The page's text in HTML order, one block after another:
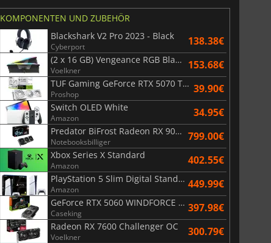
KOMPONENTEN UND ZUBEHÖR
Blackshark V2 Pro 2023 - Black
Cyberport 138.38€
(2 x 16 GB) Vengeance RGB Black AMD Expo 6000 MHz - CAS 30
Voelkner 153.68€
TUF Gaming GeForce RTX 5070 Ti OC White Edition 16GB
Proshop 39.90€
Switch OLED White
Amazon 34.95€
Predator BiFrost Radeon RX 9070 XT OC 16 Go
Notebooksbilliger 799.00€
Xbox Series X Standard
Amazon 402.55€
PlayStation 5 Slim Digital Standard
Amazon 449.99€
GeForce RTX 5060 WINDFORCE OC 8G
Caseking 397.98€
Radeon RX 7600 Challenger OC
Voelkner 300.79€